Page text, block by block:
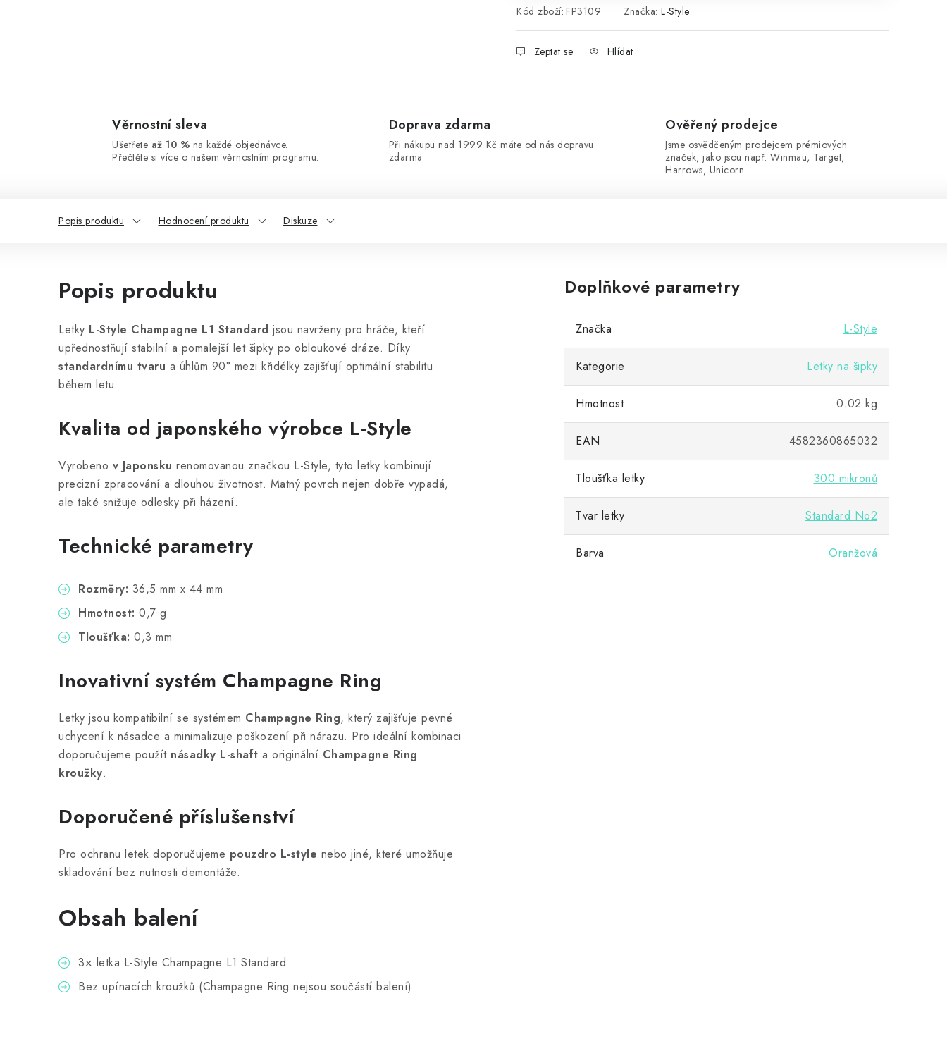
Kód zboží: FP3109 Značka: L-Style
Zeptat se Hlídat
Věrnostní sleva
Ušetřete až 10 % na každé objednávce.
Přečtěte si více o našem věrnostním programu.
Doprava zdarma
Při nákupu nad 1999 Kč máte od nás dopravu
zdarma
Ověřený prodejce
Jsme osvědčeným prodejcem prémiových
značek, jako jsou např. Winmau, Target,
Harrows, Unicorn
Popis produktu Hodnocení produktu Diskuze
Popis produktu
Letky L-Style Champagne L1 Standard jsou navrženy pro hráče, kteří
upřednostňují stabilní a pomalejší let šipky po obloukové dráze. Díky
standardnímu tvaru a úhlům 90° mezi křidélky zajišťují optimální stabilitu
během letu.
Kvalita od japonského výrobce L-Style
Vyrobeno v Japonsku renomovanou značkou L-Style, tyto letky kombinují
precizní zpracování a dlouhou životnost. Matný povrch nejen dobře vypadá,
ale také snižuje odlesky při házení.
Technické parametry
Rozměry: 36,5 mm x 44 mm
Hmotnost: 0,7 g
Tloušťka: 0,3 mm
Inovativní systém Champagne Ring
Letky jsou kompatibilní se systémem Champagne Ring, který zajišťuje pevné
uchycení k násadce a minimalizuje poškození při nárazu. Pro ideální kombinaci
doporučujeme použít násadky L-shaft a originální Champagne Ring
kroužky.
Doporučené příslušenství
Pro ochranu letek doporučujeme pouzdro L-style nebo jiné, které umožňuje
skladování bez nutnosti demontáže.
Obsah balení
3× letka L-Style Champagne L1 Standard
Bez upínacích kroužků (Champagne Ring nejsou součástí balení)
Doplňkové parametry
Značka L-Style
Kategorie Letky na šipky
Hmotnost 0.02 kg
EAN 4582360865032
Tloušťka letky 300 mikronů
Tvar letky Standard No2
Barva Oranžová